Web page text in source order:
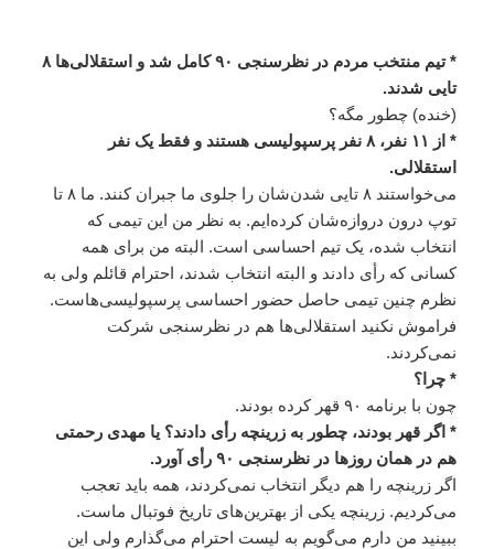
* تیم منتخب مردم در نظرسنجی ۹۰ کامل شد و استقلالی‌ها ۸
تایی شدند.
(خنده) چطور مگه؟
* از ۱۱ نفر، ۸ نفر پرسپولیسی هستند و فقط یک نفر
استقلالی.
می‌خواستند ۸ تایی شدن‌شان را جلوی ما جبران کنند. ما ۸ تا
توپ درون دروازه‌شان کرده‌ایم. به نظر من این تیمی که
انتخاب شده، یک تیم احساسی است. البته من برای همه
کسانی که رأی دادند و البته انتخاب شدند، احترام قائلم ولی به
نظرم چنین تیمی حاصل حضور احساسی پرسپولیسی‌هاست.
فراموش نکنید استقلالی‌ها هم در نظرسنجی شرکت
نمی‌کردند.
* چرا؟
چون با برنامه ۹۰ قهر کرده بودند.
* اگر قهر بودند، چطور به زرینچه رأی دادند؟ یا مهدی رحمتی
هم در همان روزها در نظرسنجی ۹۰ رأی آورد.
اگر زرینچه را هم دیگر انتخاب نمی‌کردند، همه باید تعجب
می‌کردیم. زرینچه یکی از بهترین‌های تاریخ فوتبال ماست.
ببینید من دارم می‌گویم به لیست احترام می‌گذارم ولی این